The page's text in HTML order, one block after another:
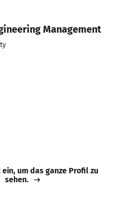
Management
ein, um das ganze Profil zu
sehen.